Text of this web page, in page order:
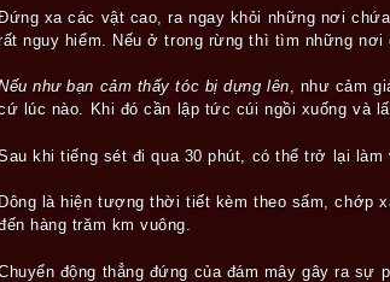
xa các vật cao, ra ngay khỏi những nơi
nguy hiểm. Nếu ở trong rừng thì tìm những nơi
như bạn cảm thấy tóc bị dựng lên, như cảm
lúc nào. Khi đó cần lập tức cúi ngồi xuống và
khi tiếng sét đi qua 30 phút, có thể trở lại làm
Dông là hiện tượng thời tiết kèm theo sấm, chớp
hàng trăm km vuông.
động thẳng đứng của đám mây gây ra sự